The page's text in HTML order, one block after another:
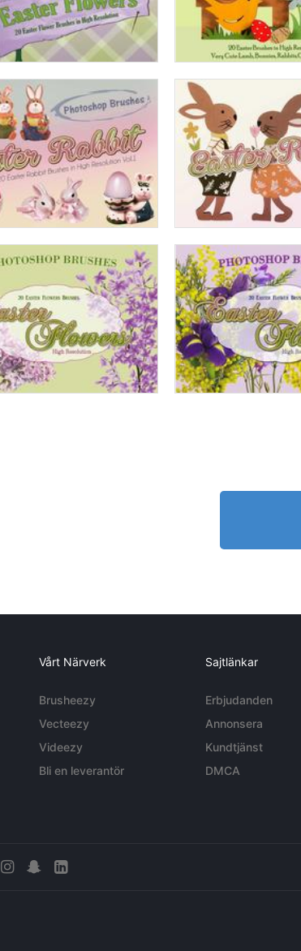
Vårt Närverk
Brusheezy
Vecteezy
Videezy
Bli en leverantör
Sajtlänkar
Erbjudanden
Annonsera
Kundtjänst
DMCA